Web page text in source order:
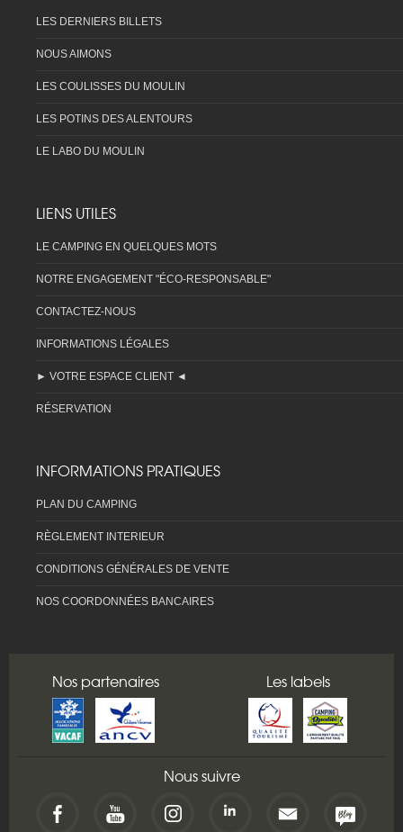
LES DERNIERS BILLETS
NOUS AIMONS
LES COULISSES DU MOULIN
LES POTINS DES ALENTOURS
LE LABO DU MOULIN
LIENS UTILES
LE CAMPING EN QUELQUES MOTS
NOTRE ENGAGEMENT "ÉCO-RESPONSABLE"
CONTACTEZ-NOUS
INFORMATIONS LÉGALES
► VOTRE ESPACE CLIENT ◄
RÉSERVATION
INFORMATIONS PRATIQUES
PLAN DU CAMPING
RÈGLEMENT INTERIEUR
CONDITIONS GÉNÉRALES DE VENTE
NOS COORDONNÉES BANCAIRES
Nos partenaires Les labels
Nous suivre